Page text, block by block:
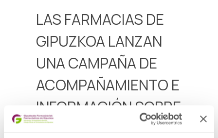
LAS FARMACIAS DE
GIPUZKOA LANZAN
UNA CAMPAÑA DE
ACOMPAÑAMIENTO E
INFORMACIÓN SOBRE
LA MENOPAUSIA